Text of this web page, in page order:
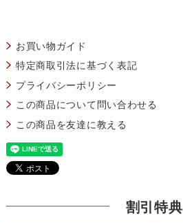
お買い物ガイド
特定商取引法に基づく表記
プライバシーポリシー
この商品について問い合わせる
この商品を友達に教える
割引特典